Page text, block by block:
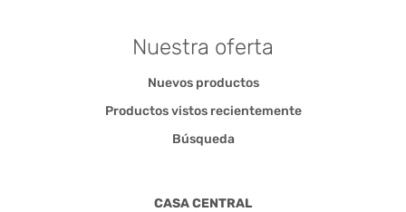
Nuestra oferta
Nuevos productos
Productos vistos recientemente
Búsqueda
CASA CENTRAL